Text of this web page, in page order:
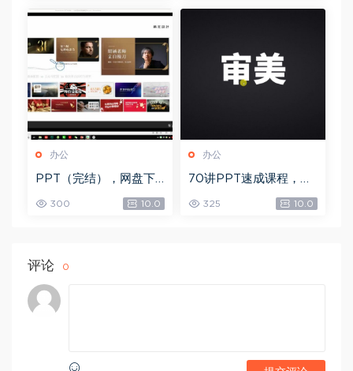
Z)，网盘下载(2.63G)
办公
PPT（完结），网盘下
300 10.0
办公
70讲PPT速成课程，网
325 10.0
评论 0